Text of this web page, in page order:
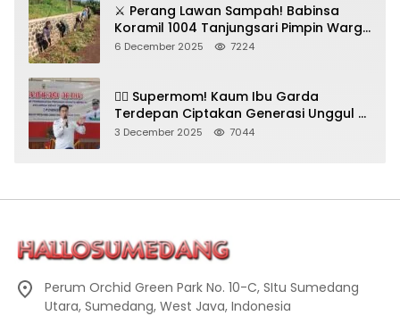
⚔️ Perang Lawan Sampah! Babinsa
Koramil 1004 Tanjungsari Pimpin Warga
Bersihkan Gorong-Gorong & Plastik
6 December 2025 7224
🦸‍♀️ Supermom! Kaum Ibu Garda
Terdepan Ciptakan Generasi Unggul di
Sumedang
3 December 2025 7044
Perum Orchid Green Park No. 10-C, SItu Sumedang
Utara, Sumedang, West Java, Indonesia